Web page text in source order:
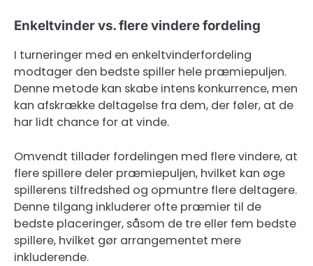
Enkeltvinder vs. flere vindere fordeling
I turneringer med en enkeltvinderfordeling
modtager den bedste spiller hele præmiepuljen.
Denne metode kan skabe intens konkurrence, men
kan afskrække deltagelse fra dem, der føler, at de
har lidt chance for at vinde.
Omvendt tillader fordelingen med flere vindere, at
flere spillere deler præmiepuljen, hvilket kan øge
spillerens tilfredshed og opmuntre flere deltagere.
Denne tilgang inkluderer ofte præmier til de
bedste placeringer, såsom de tre eller fem bedste
spillere, hvilket gør arrangementet mere
inkluderende.